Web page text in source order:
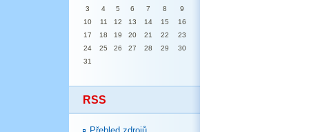
3
4 5 6 7 8
9
10
11 12 13 14 15
16
17
18 19 20 21 22
23
24
25 26 27 28 29
30
31
RSS